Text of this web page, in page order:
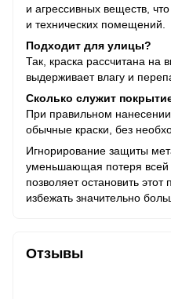
и агрессивных веществ,
и технических помещений.
Подходит для улицы?
Так, краска рассчитана на
выдерживает влагу и
Сколько служит
При правильном
обычные краски, без
Игнорирование защиты
уменьшающая потеря всей
позволяет остановить
избежать значительно
Отзывы